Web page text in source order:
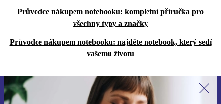
Průvodce nákupem notebooku: kompletní příručka pro
všechny typy a značky
Průvodce nákupem notebooku: najděte notebook, který sedí
vašemu životu
Přihlas se k odběru našich novinek a